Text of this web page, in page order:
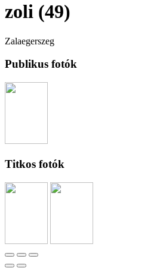
zoli (49)
Zalaegerszeg
Publikus fotók
Titkos fotók